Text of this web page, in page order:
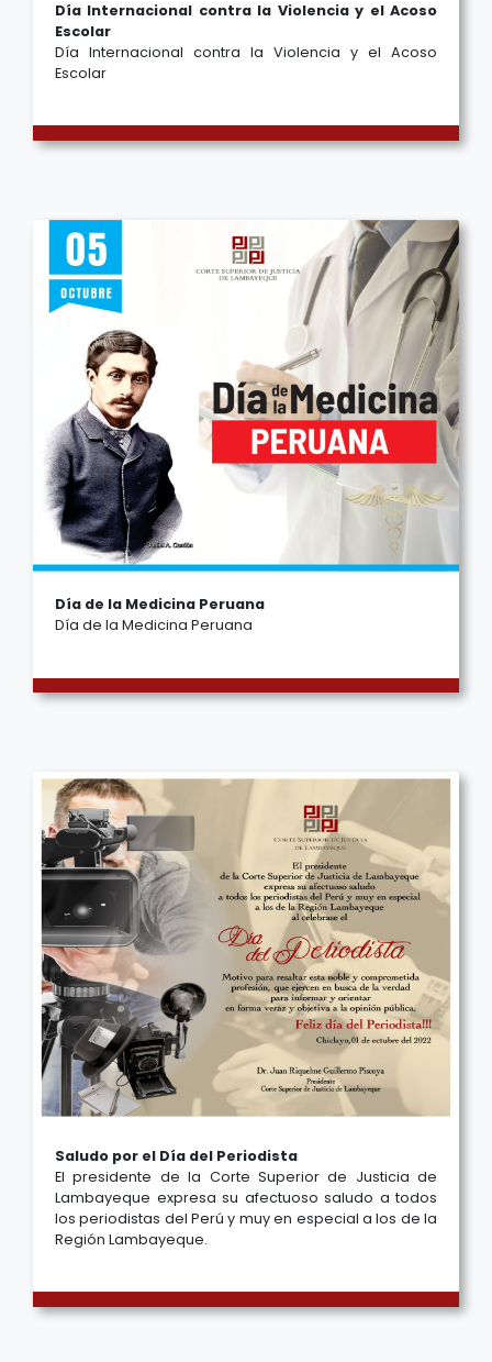
Día Internacional contra la Violencia y el Acoso
Escolar
Día Internacional contra la Violencia y el Acoso
Escolar
Día de la Medicina Peruana
Día de la Medicina Peruana
Saludo por el Día del Periodista
El presidente de la Corte Superior de Justicia de
Lambayeque expresa su afectuoso saludo a todos
los periodistas del Perú y muy en especial a los de la
Región Lambayeque.